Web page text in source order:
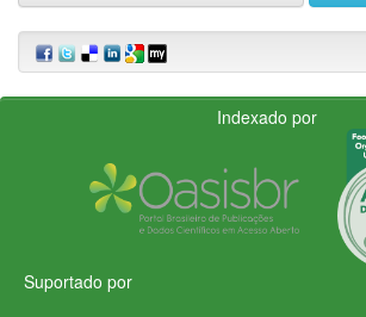
Indexado por
Suportado por